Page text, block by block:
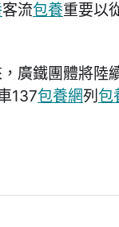
客流包養重要以
廣鐵團體將陸
137包養網列 包